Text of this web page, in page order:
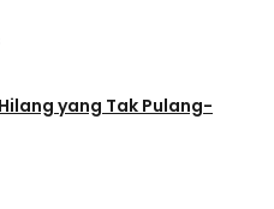
yang Tak Pulang-